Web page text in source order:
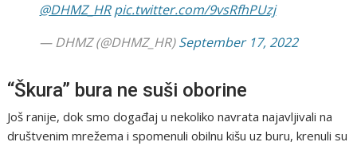
@DHMZ_HR pic.twitter.com/9vsRfhPUzj
— DHMZ (@DHMZ_HR)September 17, 2022
“Škura” bura ne suši oborine
Još ranije, dok smo događaj u nekoliko navrata najavljivali na
društvenim mrežema i spomenuli obilnu kišu uz buru, krenuli su